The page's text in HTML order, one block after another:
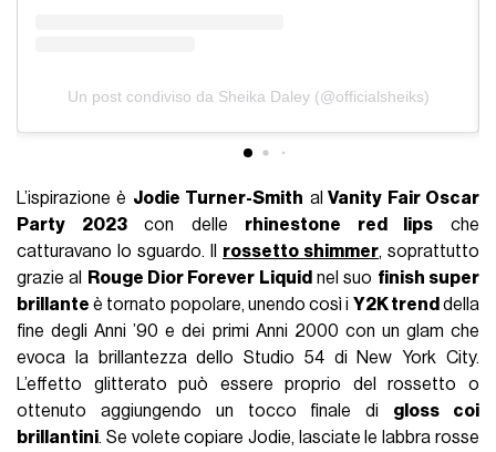
Un post condiviso da Sheika Daley (@officialsheiks)
L’ispirazione è Jodie Turner-Smith al Vanity Fair Oscar
Party 2023con delle rhinestone red lips che
catturavano lo sguardo. Il rossetto shimmer, soprattutto
grazie al
Rouge Dior Forever Liquid nel suo finish super
brillante è tornato popolare, unendo così i Y2K trend della
fine degli Anni ’90 e dei primi Anni 2000 con un glam che
evoca la brillantezza dello Studio 54 di New York City.
L’effetto glitterato può essere proprio del rossetto o
ottenuto aggiungendo un tocco finale di gloss coi
brillantini. Se volete copiare Jodie, lasciate le labbra rosse